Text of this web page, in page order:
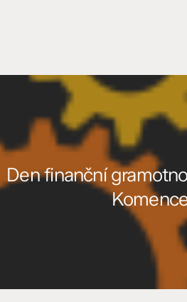
Den finanční